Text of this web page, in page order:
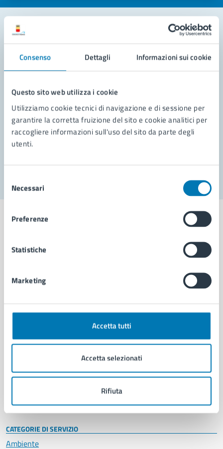
Consenso Dettagli Informazioni sui cookie
Questo sito web utilizza i cookie
Utilizziamo cookie tecnici di navigazione e di sessione per
garantire la corretta fruizione del sito e cookie analitici per
raccogliere informazioni sull'uso del sito da parte degli
utenti.
delNecessari
Preferenze
Statistiche
Marketing
Accetta tutti
Accetta selezionati
Rifiuta
Leggi le domande frequenti
Richiedi assistenza
Prenota appuntamento
Problemi in città
Comune di Napoli
AMMINISTRAZIONE
Organi di governo
Enti e fondazioni
Personale amministrativo
Intranet, posta aziendale e protocollo
CATEGORIE DI SERVIZIO
Ambiente